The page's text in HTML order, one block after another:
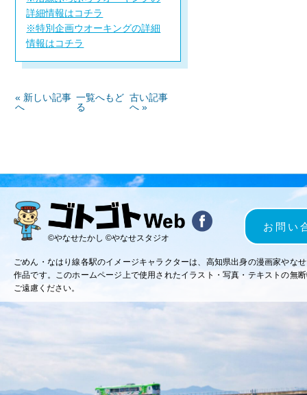
詳細情報はコチラ
※特別企画ウオーキングの詳細
情報はコチラ
« 新しい記事
へ
一覧へもど
る
古い記事
へ »
©やなせたかし ©やなせスタジオ
お問い
ごめん・なはり線各駅のイメージキャラクターは、高知県出身の漫画家やな
作品です。このホームページ上で使用されたイラスト・写真・テキストの無
ご遠慮ください。